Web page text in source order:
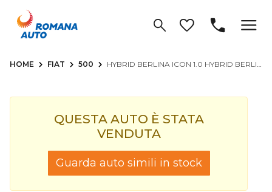
HOME FIAT 500 HYBRID BERLINA ICON 1.0 HYBRID BERLINA
QUESTA AUTO È STATA
VENDUTA
Guarda auto simili in stock